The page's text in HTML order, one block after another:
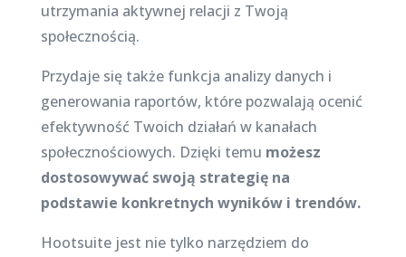
utrzymania aktywnej relacji z Twoją
społecznością.
Przydaje się także funkcja analizy danych i
generowania raportów, które pozwalają ocenić
efektywność Twoich działań w kanałach
społecznościowych. Dzięki temu możesz
dostosowywać swoją strategię na
podstawie konkretnych wyników i trendów.
Hootsuite jest nie tylko narzędziem do